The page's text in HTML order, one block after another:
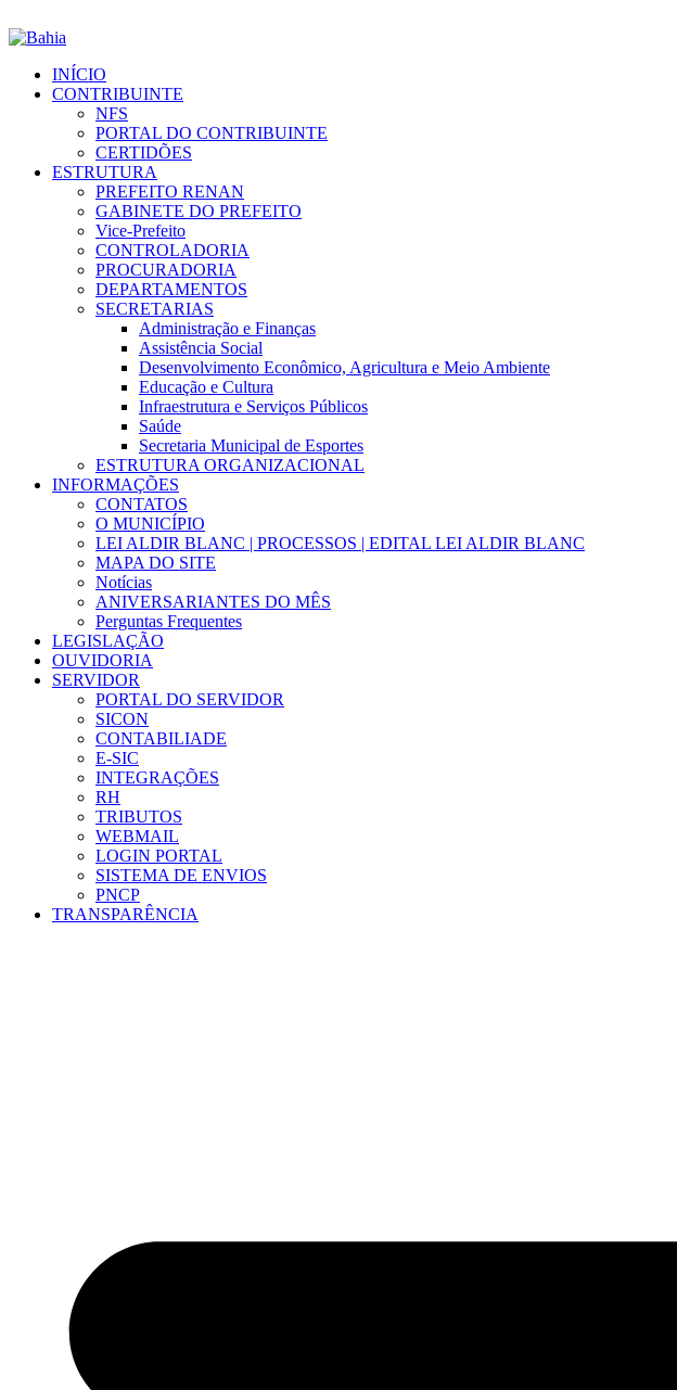
INÍCIO
CONTRIBUINTE
NFS
PORTAL DO CONTRIBUINTE
CERTIDÕES
ESTRUTURA
PREFEITO RENAN
GABINETE DO PREFEITO
Vice-Prefeito
CONTROLADORIA
PROCURADORIA
DEPARTAMENTOS
SECRETARIAS
Administração e Finanças
Assistência Social
Desenvolvimento Econômico, Agricultura e Meio Ambiente
Educação e Cultura
Infraestrutura e Serviços Públicos
Saúde
Secretaria Municipal de Esportes
ESTRUTURA ORGANIZACIONAL
INFORMAÇÕES
CONTATOS
O MUNICÍPIO
LEI ALDIR BLANC | PROCESSOS | EDITAL LEI ALDIR BLANC
MAPA DO SITE
Notícias
ANIVERSARIANTES DO MÊS
Perguntas Frequentes
LEGISLAÇÃO
OUVIDORIA
SERVIDOR
PORTAL DO SERVIDOR
SICON
CONTABILIADE
E-SIC
INTEGRAÇÕES
RH
TRIBUTOS
WEBMAIL
LOGIN PORTAL
SISTEMA DE ENVIOS
PNCP
TRANSPARÊNCIA